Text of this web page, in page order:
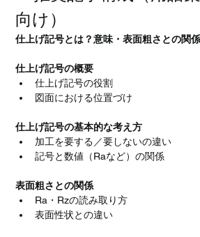
向け）
仕上げ記号とは？意味・表面粗さとの関
仕上げ記号の概要
仕上げ記号の役割
図面における位置づけ
仕上げ記号の基本的な考え方
加工を要する／要しないの違い
記号と数値（Raなど）の関係
表面粗さとの関係
Ra・Rzの読み取り方
表面性状との違い